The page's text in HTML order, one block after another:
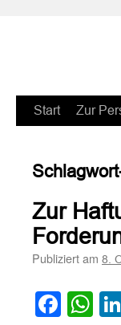
Zum
springen
Start Zur
Zur
Publiziert am 8.